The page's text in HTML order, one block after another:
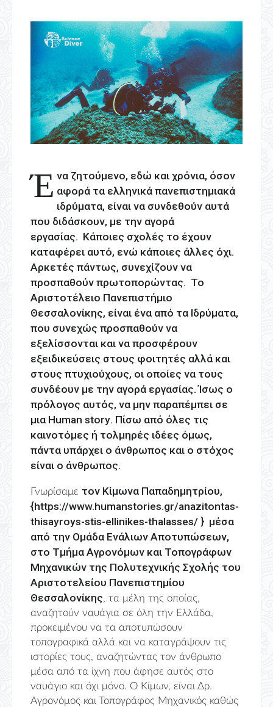
Έ να ζητούμενο, εδώ και χρόνια, όσον
αφορά τα ελληνικά πανεπιστημιακά
ιδρύματα, είναι να συνδεθούν αυτά
που διδάσκουν, με την αγορά
εργασίας. Κάποιες σχολές το έχουν
καταφέρει αυτό, ενώ κάποιες άλλες όχι.
Αρκετές πάντως, συνεχίζουν να
προσπαθούν πρωτοπορώντας. Το
Αριστοτέλειο Πανεπιστήμιο
Θεσσαλονίκης, είναι ένα από τα Ιδρύματα,
που συνεχώς προσπαθούν να
εξελίσσονται και να προσφέρουν
εξειδικεύσεις στους φοιτητές αλλά και
στους πτυχιούχους, οι οποίες να τους
συνδέουν με την αγορά εργασίας. Ίσως ο
πρόλογος αυτός, να μην παραπέμπει σε
μια Human story. Πίσω από όλες τις
καινοτόμες ή τολμηρές ιδέες όμως,
πάντα υπάρχει ο άνθρωπος και ο στόχος
είναι ο άνθρωπος.
Γνωρίσαμε τον Κίμωνα Παπαδημητρίου,
{https://www.humanstories.gr/anazitontas-
thisayroys-stis-ellinikes-thalasses/ } μέσα
από την Ομάδα Ενάλιων Αποτυπώσεων,
στο Τμήμα Αγρονόμων και Τοπογράφων
Μηχανικών της Πολυτεχνικής Σχολής του
Αριστοτελείου Πανεπιστημίου
Θεσσαλονίκης, τα μέλη της οποίας,
αναζητούν ναυάγια σε όλη την Ελλάδα,
προκειμένου να τα αποτυπώσουν
τοπογραφικά αλλά και να καταγράψουν τις
ιστορίες τους, αναζητώντας τον άνθρωπο
μέσα από τα ίχνη που άφησε αυτός στο
ναυάγιο και όχι μόνο. Ο Κίμων, είναι Δρ.
Αγρονόμος και Τοπογράφος Μηχανικός καθώς